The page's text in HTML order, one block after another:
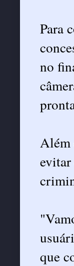
Para
no
Além
que